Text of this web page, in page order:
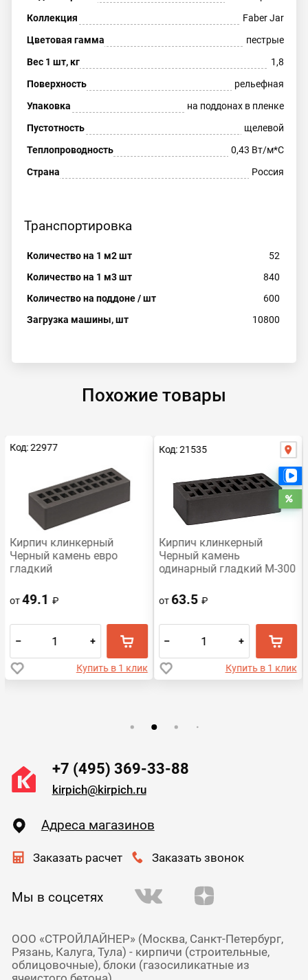
Коллекция
Faber Jar
Цветовая гамма
пестрые
Вес 1 шт, кг
1,8
Поверхность
рельефная
Упаковка
на поддонах в пленке
Пустотность
щелевой
Теплопроводность
0,43 Вт/м*С
Страна
Россия
Транспортировка
Количество на 1 м2 шт
52
Количество на 1 м3 шт
840
Количество на поддоне / шт
600
Загрузка машины, шт
10800
Похожие товары
Код: 22977
Кирпич клинкерный
Черный камень евро
гладкий
от49.1₽
– +
Купить в 1 клик
Код: 21535
Кирпич клинкерный
Черный камень
одинарный гладкий М-300
от 63.5₽
– +
Купить в 1 клик
+7 (495) 369-33-88
kirpich@kirpich.ru
Адреса магазинов
Заказать расчет Заказать звонок
Мы в соцсетях
ООО «СТРОЙЛАЙНЕР» (Москва, Санкт-Петербург,
Рязань, Калуга, Тула) - кирпичи (строительные,
облицовочные), блоки (газосиликатные из